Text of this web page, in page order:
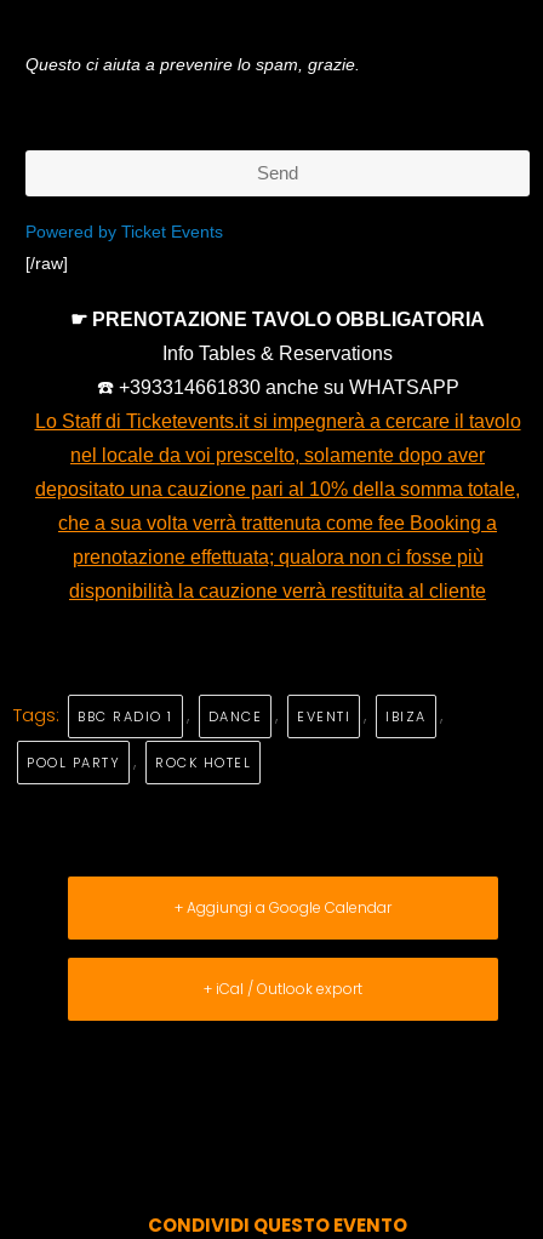
Questo ci aiuta a prevenire lo spam, grazie.
Send
This
field
Powered by Ticket Events
[/raw]
☛ PRENOTAZIONE TAVOLO OBBLIGATORIA
Info Tables & Reservations
☎️ +393314661830 anche su WHATSAPP
Lo Staff di Ticketevents.it si impegnerà a cercare il tavolo
nel locale da voi prescelto, solamente dopo aver
depositato una cauzione pari al 10% della somma totale,
che a sua volta verrà trattenuta come fee Booking a
prenotazione effettuata; qualora non ci fosse più
disponibilità la cauzione verrà restituita al cliente
Tags: BBC RADIO 1 , DANCE , EVENTI , IBIZA ,
POOL PARTY , ROCK HOTEL
+ Aggiungi a Google Calendar
+ iCal / Outlook export
CONDIVIDI QUESTO EVENTO